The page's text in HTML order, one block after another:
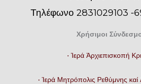
Τηλέφωνο 2831029103 -
Χρήσιμοι
• Ἱερά Ἀρχιεπισκοπή
• Ἱερά Μητρόπολις Ρεθύμνης